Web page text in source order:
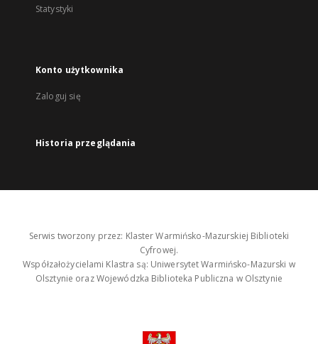
Statystyki
Konto użytkownika
Zaloguj się
Historia przeglądania
Serwis tworzony przez: Klaster Warmińsko-Mazurskiej Biblioteki
Cyfrowej.
Współzałożycielami Klastra są: Uniwersytet Warmińsko-Mazurski w
Olsztynie oraz Wojewódzka Biblioteka Publiczna w Olsztynie